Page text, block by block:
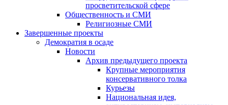
просветительской сфере
Общественность и СМИ
Религиозные СМИ
Завершенные проекты
Демократия в осаде
Новости
Архив предыдущего проекта
Крупные мероприятия
консервативного толка
Курьезы
Национальная идея,